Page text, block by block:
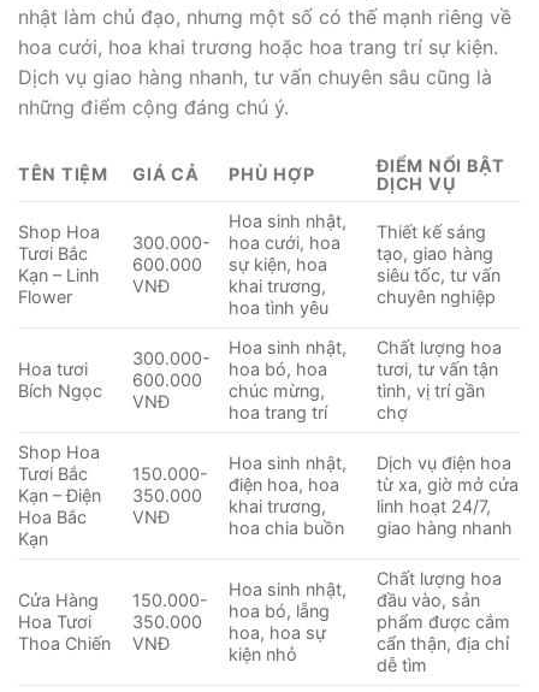
nhật làm chủ đạo, nhưng một số có thế mạnh riêng về
hoa cưới, hoa khai trương hoặc hoa trang trí sự kiện.
Dịch vụ giao hàng nhanh, tư vấn chuyên sâu cũng là
những điểm cộng đáng chú ý.
TÊN TIỆM GIÁ CẢ PHÙ HỢP
ĐIỂM NỔI BẬT
DỊCH VỤ
Shop Hoa
Tươi Bắc
Kạn – Linh
Flower
300.000-
600.000
VNĐ
Hoa sinh nhật,
hoa cưới, hoa
sự kiện, hoa
khai trương,
hoa tình yêu
Thiết kế sáng
tạo, giao hàng
siêu tốc, tư vấn
chuyên nghiệp
Hoa tươi
Bích Ngọc
300.000-
600.000
VNĐ
Hoa sinh nhật,
hoa bó, hoa
chúc mừng,
hoa trang trí
Chất lượng hoa
tươi, tư vấn tận
tình, vị trí gần
chợ
Shop Hoa
Tươi Bắc
Kạn – Điện
Hoa Bắc
Kạn
150.000-
350.000
VNĐ
Hoa sinh nhật,
điện hoa, hoa
khai trương,
hoa chia buồn
Dịch vụ điện hoa
từ xa, giờ mở cửa
linh hoạt 24/7,
giao hàng nhanh
Cửa Hàng
Hoa Tươi
Thoa Chiến
150.000-
350.000
VNĐ
Hoa sinh nhật,
hoa bó, lẵng
hoa, hoa sự
kiện nhỏ
Chất lượng hoa
đầu vào, sản
phẩm được cắm
cẩn thận, địa chỉ
dễ tìm